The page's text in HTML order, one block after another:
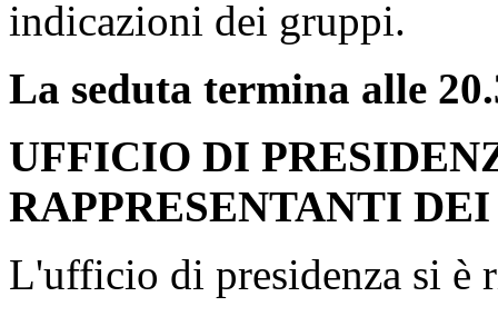
indicazioni dei gruppi.
La seduta termina alle
UFFICIO DI
RAPPRESENTANTI
L'ufficio di presidenza si è